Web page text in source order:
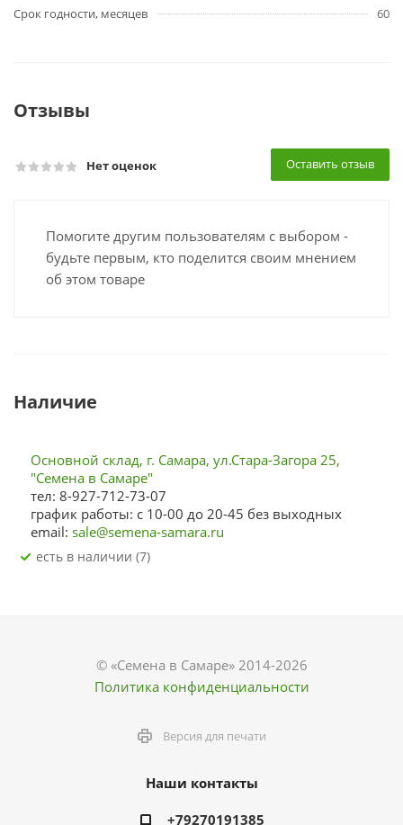
Срок годности, месяцев
60
Отзывы
Нет оценок Оставить отзыв
Помогите другим пользователям с выбором -
будьте первым, кто поделится своим мнением
об этом товаре
Наличие
Основной склад, г. Самара, ул.Стара-Загора 25,
"Семена в Самаре"
тел: 8-927-712-73-07
график работы: с 10-00 до 20-45 без выходных
email: sale@semena-samara.ru
Есть в наличии (7)
© «Семена в Самаре» 2014-2026
Политика конфиденциальности
Версия для печати
Наши контакты
+79270191385